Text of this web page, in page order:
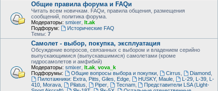
Общие правила форума и FAQи
Читать всем новичкам. FAQи, правила общения, размещения
сообщений, политика форума.
Модераторы: smixer lt.ak
Подфорум:
Исторические FAQ
Темы: 7
Самолет - выбор, покупка, эксплуатация
Обсуждение вопросов, связанных с выбором и владением серийно
выпускающимися (выпускавшимися) самолетами (кроме
гидросамолетов и амфибий)
Модераторы: smixer lt.ak vova_k
Подфорумы:
Общие вопросы выбора и покупки, Cirrus Diamond,
Пилотажники: Extra, Pitts, Giles, Edge, HUSKY, Maule,
L-29, L-39, L-
410, Morava
Pilatus Piper, Tecnam,
Представители LSA (Light-